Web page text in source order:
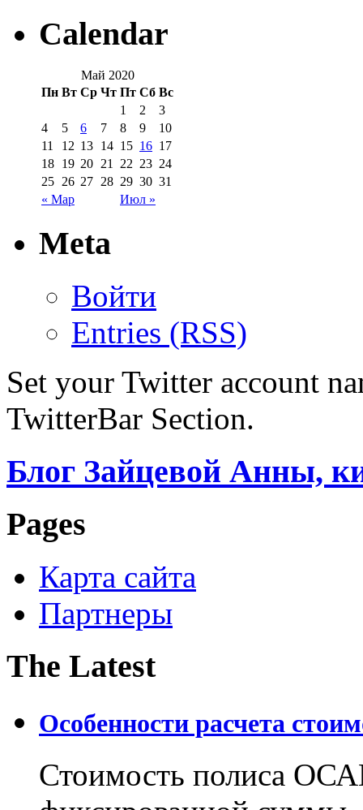
Calendar
Май 2020
Пн Вт Ср Чт Пт Сб Вс
« Мар Июл »
1 2
3
4
5 6 7 8 9
10
11
12 13 14 15 16 17
18 19 20 21 22 23 24
25 26 27 28 29 30 31
Meta
Войти
Entries (RSS)
Set your Twitter account
TwitterBar Section.
Блог Зайцевой Анны,
Pages
Карта сайта
Партнеры
The Latest
Особенности расчета
Стоимость полиса